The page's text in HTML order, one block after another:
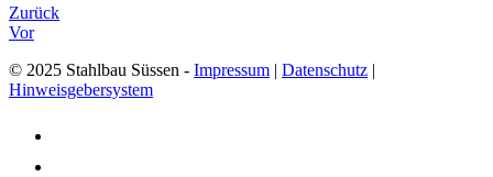
Zurück
Vor
© 2025 Stahlbau Süssen - Impressum | Datenschutz |
Hinweisgebersystem